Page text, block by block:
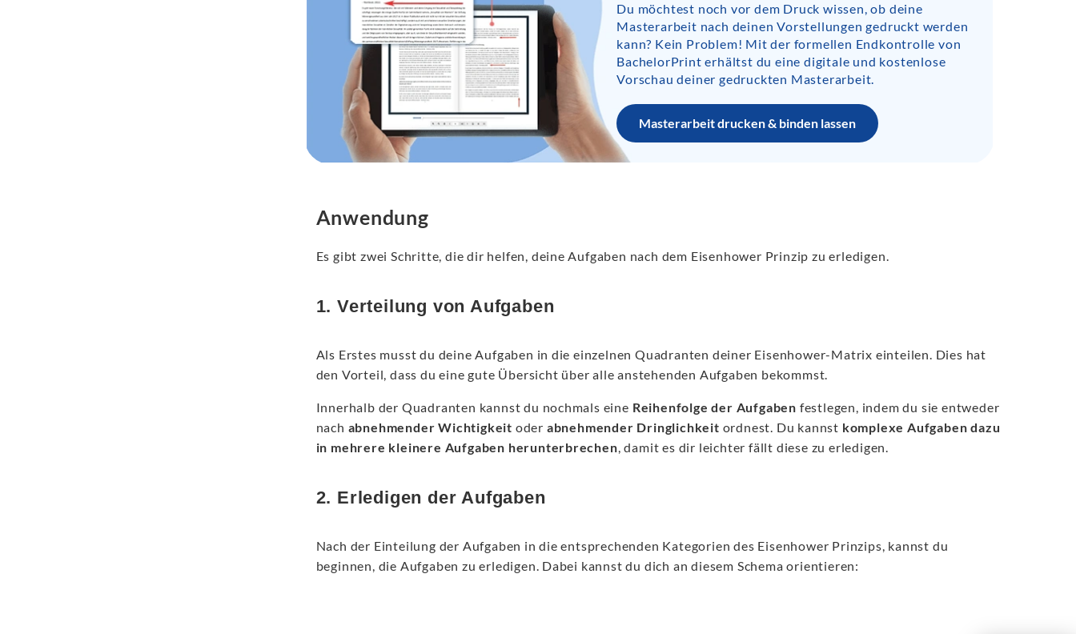
Du möchtest noch vor dem Druck wissen, ob deine
Masterarbeit nach deinen Vorstellungen gedruckt werden
kann? Kein Problem! Mit der formellen Endkontrolle von
BachelorPrint erhältst du eine digitale und kostenlose
Vorschau deiner gedruckten Masterarbeit.
Masterarbeit drucken & binden lassen
Anwendung
Es gibt zwei Schritte, die dir helfen, deine Aufgaben nach dem Eisenhower Prinzip zu erledigen.
1. Verteilung von Aufgaben
Als Erstes musst du deine Aufgaben in die einzelnen Quadranten deiner Eisenhower-Matrix einteilen. Dies hat
den Vorteil, dass du eine gute Übersicht über alle anstehenden Aufgaben bekommst.
Innerhalb der Quadranten kannst du nochmals eine Reihenfolge der Aufgaben festlegen, indem du sie entweder
nach abnehmender Wichtigkeit oder abnehmender Dringlichkeit ordnest. Du kannst komplexe Aufgaben dazu
in mehrere kleinere Aufgaben herunterbrechen, damit es dir leichter fällt diese zu erledigen.
2. Erledigen der Aufgaben
Nach der Einteilung der Aufgaben in die entsprechenden Kategorien des Eisenhower Prinzips, kannst du
beginnen, die Aufgaben zu erledigen. Dabei kannst du dich an diesem Schema orientieren: